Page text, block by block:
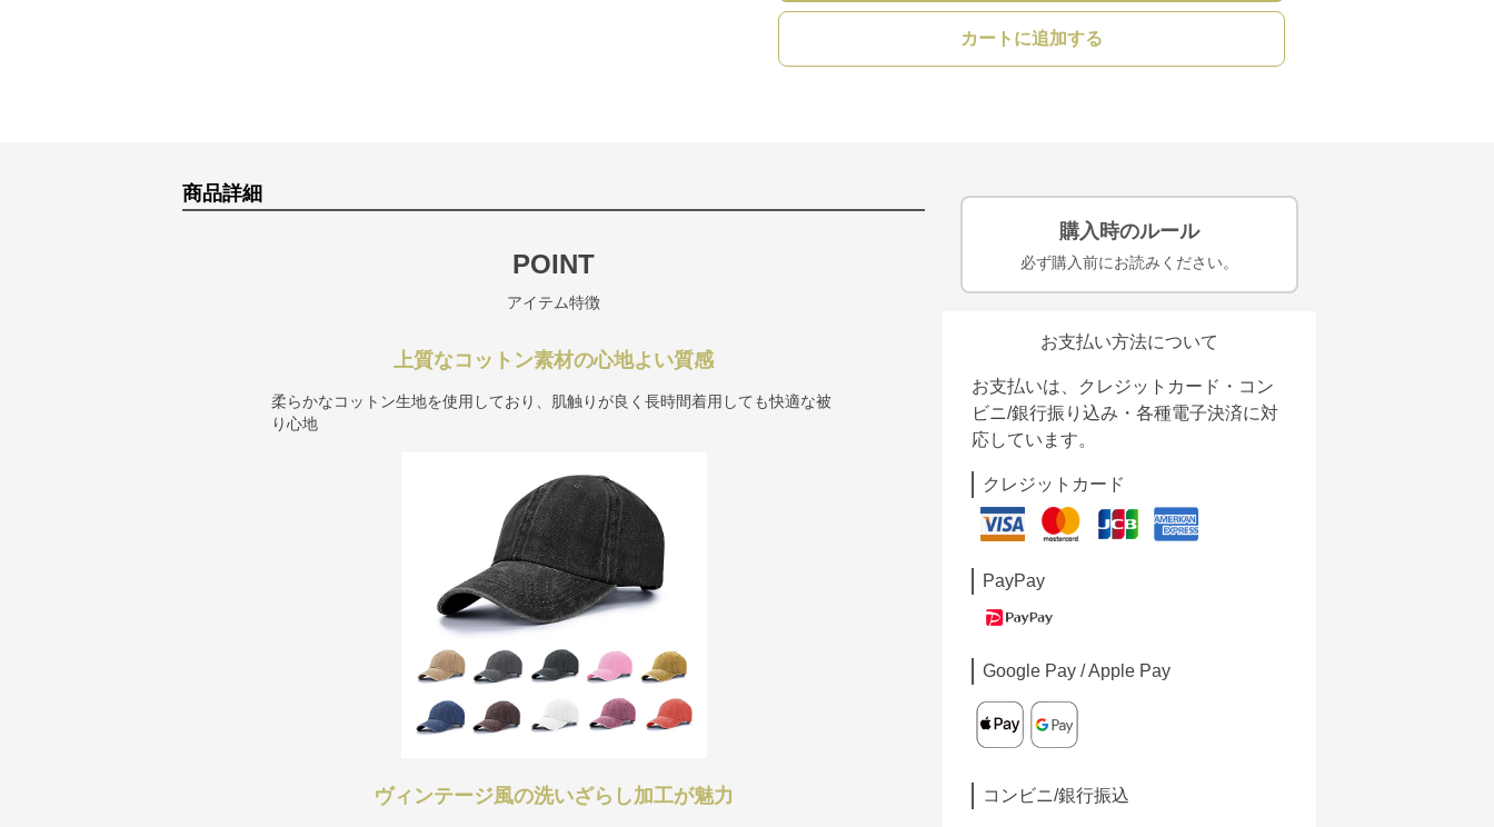
カートに追加する
商品詳細
POINT
アイテム特徴
上質なコットン素材の心地よい質感
柔らかなコットン生地を使用しており、肌触りが良く長時間着用しても快適な被
り心地
ヴィンテージ風の洗いざらし加工が魅力
購入時のルール
必ず購入前にお読みください。
お支払い方法について
お支払いは、クレジットカード・コン
ビニ/銀行振り込み・各種電子決済に対
応しています。
クレジットカード
PayPay
Google Pay / Apple Pay
コンビニ/銀行振込